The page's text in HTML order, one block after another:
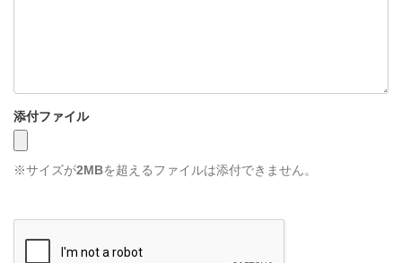
添付ファイル
※サイズが2MBを超えるファイルは添付できません。